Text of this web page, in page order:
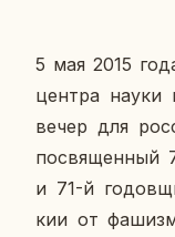
5 мая 2015
центра науки
вечер для
по­свя­щен­ный
и 71-й
кии от